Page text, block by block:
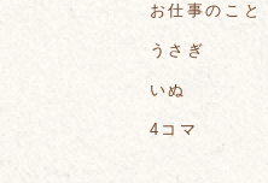
お仕事のこと
うさぎ
いぬ
4コマ